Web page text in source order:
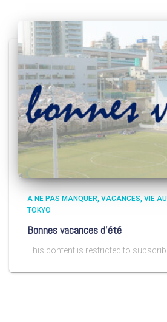
A NE PAS MANQUER VACANCES VIE
TOKYO
Bonnes vacances d’été
This content is restricted to